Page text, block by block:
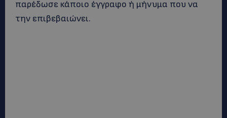
παρέδωσε κάποιο έγγραφο ή μήνυμα που να
την επιβεβαιώνει.